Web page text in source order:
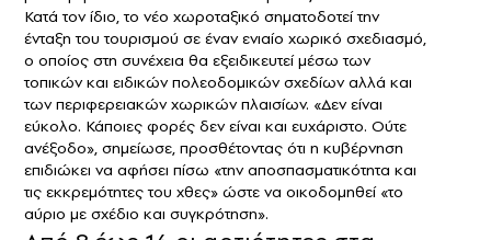
Κατά τον ίδιο, το νέο χωροταξικό σηματοδοτεί την
ένταξη του τουρισμού σε έναν ενιαίο χωρικό σχεδιασμό,
ο οποίος στη συνέχεια θα εξειδικευτεί μέσω των
τοπικών και ειδικών πολεοδομικών σχεδίων αλλά και
των περιφερειακών χωρικών πλαισίων. «Δεν είναι
εύκολο. Κάποιες φορές δεν είναι και ευχάριστο. Ούτε
ανέξοδο», σημείωσε, προσθέτοντας ότι η κυβέρνηση
επιδιώκει να αφήσει πίσω «την αποσπασματικότητα και
τις εκκρεμότητες του χθες» ώστε να οικοδομηθεί «το
αύριο με σχέδιο και συγκρότηση».